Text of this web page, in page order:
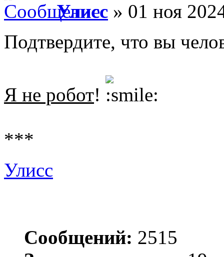
Улисс » 01 ноя
Подтвердите, что вы
Я не робот!
***
Улисс
Сообщений: 2515